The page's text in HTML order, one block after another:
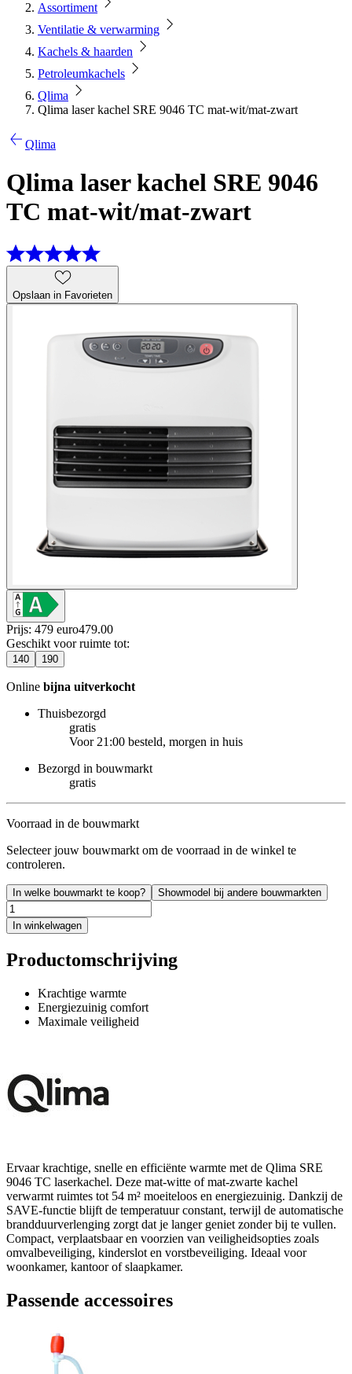
Assortiment
Ventilatie & verwarming
Kachels & haarden
Petroleumkachels
Qlima
Qlima laser kachel SRE 9046 TC mat-wit/mat-zwart
Qlima
Qlima laser kachel SRE 9046
TC mat-wit/mat-zwart
Opslaan in Favorieten
Prijs: 479 euro479.00
Geschikt voor ruimte tot:
140 190
Online bijna uitverkocht
Thuisbezorgd
gratis
Voor 21:00 besteld, morgen in huis
Bezorgd in bouwmarkt
gratis
Voorraad in de bouwmarkt
Selecteer jouw bouwmarkt om de voorraad in de winkel te
controleren.
In welke bouwmarkt te koop? Showmodel bij andere bouwmarkten
In winkelwagen
Productomschrijving
Krachtige warmte
Energiezuinig comfort
Maximale veiligheid
Ervaar krachtige, snelle en efficiënte warmte met de Qlima SRE
9046 TC laserkachel. Deze mat-witte of mat-zwarte kachel
verwarmt ruimtes tot 54 m² moeiteloos en energiezuinig. Dankzij de
SAVE-functie blijft de temperatuur constant, terwijl de automatische
brandduurverlenging zorgt dat je langer geniet zonder bij te vullen.
Compact, verplaatsbaar en voorzien van veiligheidsopties zoals
omvalbeveiliging, kinderslot en vorstbeveiliging. Ideaal voor
woonkamer, kantoor of slaapkamer.
Passende accessoires